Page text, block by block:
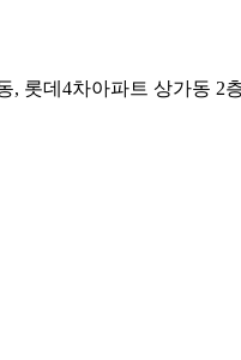
, 롯데4차아파트 상가동 2